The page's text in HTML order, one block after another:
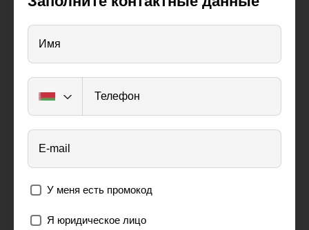
Имя
Телефон
E-mail
У меня есть промокод
Я юридическое лицо